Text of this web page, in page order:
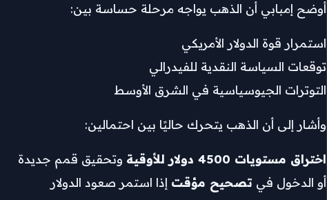
أوضح إمبابي أن الذهب يواجه مرحلة حساسة بين:
استمرار قوة الدولار الأمريكي
توقعات السياسة النقدية للفيدرالي
التوترات الجيوسياسية في الشرق الأوسط
وأشار إلى أن الذهب يتحرك حاليًا بين احتمالين:
اختراق مستويات 4500 دولار للأوقية
وتحقيق قمم جديدة
أو الدخول في تصحيح مؤقت إذا استمر صعود الدولار